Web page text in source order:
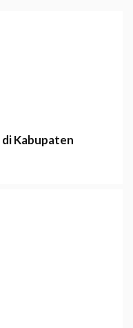
Kabupaten